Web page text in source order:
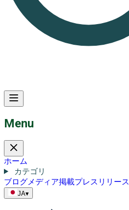
Menu
ホーム
カテゴリ
ブログメディア掲載プレスリリース
JA▾